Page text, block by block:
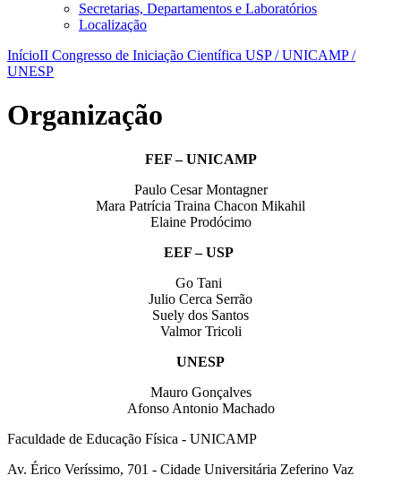
Secretarias, Departamentos e Laboratórios
Localização
InícioII Congresso de Iniciação Científica USP / UNICAMP /
UNESP
Organização
FEF – UNICAMP
Paulo Cesar Montagner
Mara Patrícia Traina Chacon Mikahil
Elaine Prodócimo
EEF – USP
Go Tani
Julio Cerca Serrão
Suely dos Santos
Valmor Tricoli
UNESP
Mauro Gonçalves
Afonso Antonio Machado
Faculdade de Educação Física - UNICAMP
Av. Érico Veríssimo, 701 - Cidade Universitária Zeferino Vaz